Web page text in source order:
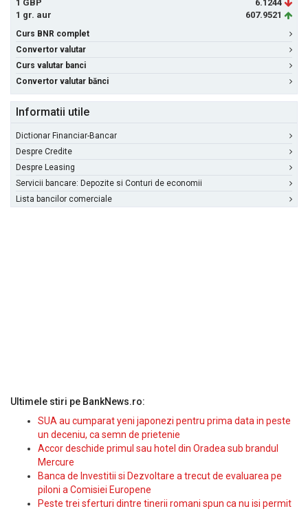
1 GBP
6.1244
1 gr. aur
607.9521
Curs BNR complet
Convertor valutar
Curs valutar banci
Convertor valutar bănci
Informatii utile
Dictionar Financiar-Bancar
Despre Credite
Despre Leasing
Servicii bancare: Depozite si Conturi de economii
Lista bancilor comerciale
Ultimele stiri pe BankNews.ro:
SUA au cumparat yeni japonezi pentru prima data in peste
un deceniu, ca semn de prietenie
Accor deschide primul sau hotel din Oradea sub brandul
Mercure
Banca de Investitii si Dezvoltare a trecut de evaluarea pe
piloni a Comisiei Europene
Peste trei sferturi dintre tinerii romani spun ca nu isi permit